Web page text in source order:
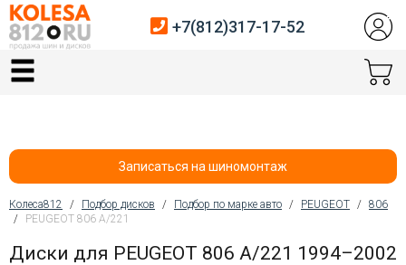
Главная
Автосервис
+7(812)317-17-52
Записаться на шиномонтаж
Вы здесь
Колеса812 / Подбор дисков / Подбор по марке авто / PEUGEOT / 806
/
PEUGEOT 806 A/221
Диски для PEUGEOT 806 A/221 1994–2002